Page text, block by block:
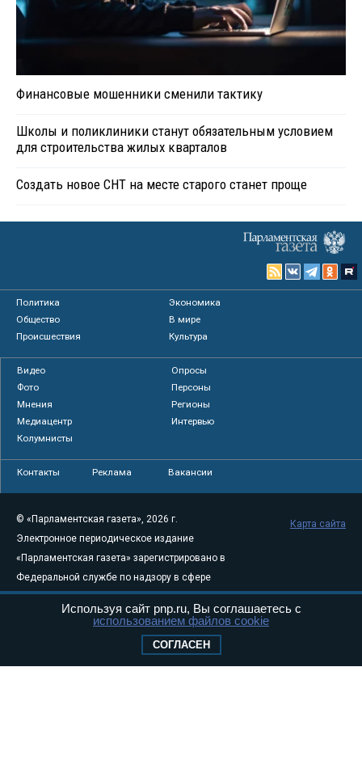
Финансовые мошенники сменили тактику
Школы и поликлиники станут обязательным условием
для строительства жилых кварталов
Создать новое СНТ на месте старого станет проще
Политика
Экономика
Общество
В мире
Происшествия
Культура
Видео
Опросы
Фото
Персоны
Мнения
Регионы
Медиацентр
Интервью
Колумнисты
Контакты Реклама Вакансии
© «Парламентская газета», 2026 г.
Электронное периодическое издание
«Парламентская газета» зарегистрировано в
Федеральной службе по надзору в сфере
связи, информационных технологий и
массовых коммуникаций (Роскомнадзор) 05
Свидетельство о регистрации Эл № ФС77-
Карта сайта
Используя сайт pnp.ru, Вы соглашаетесь с
использованием файлов cookie
СОГЛАСЕН